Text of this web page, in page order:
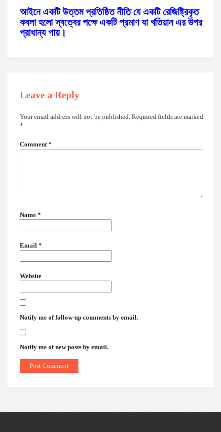
আইনে একটি উত্তম প্রতিষ্ঠিত নীতি যে একটি রেজিষ্ট্রিকৃত
কবলা হলো স্বত্বের পক্ষে একটি প্রমাণ যা খতিয়ান এর উপর
প্রাধান্য পায়।
Leave a Reply
Your email address will not be published. Required fields are marked
*
Comment *
Name *
Email *
Website
Notify me of follow-up comments by email.
Notify me of new posts by email.